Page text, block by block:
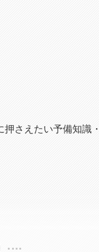
押さえたい予備知識